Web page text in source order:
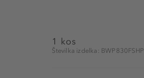
1 kos
Številka izdelka: BWP830FSHP